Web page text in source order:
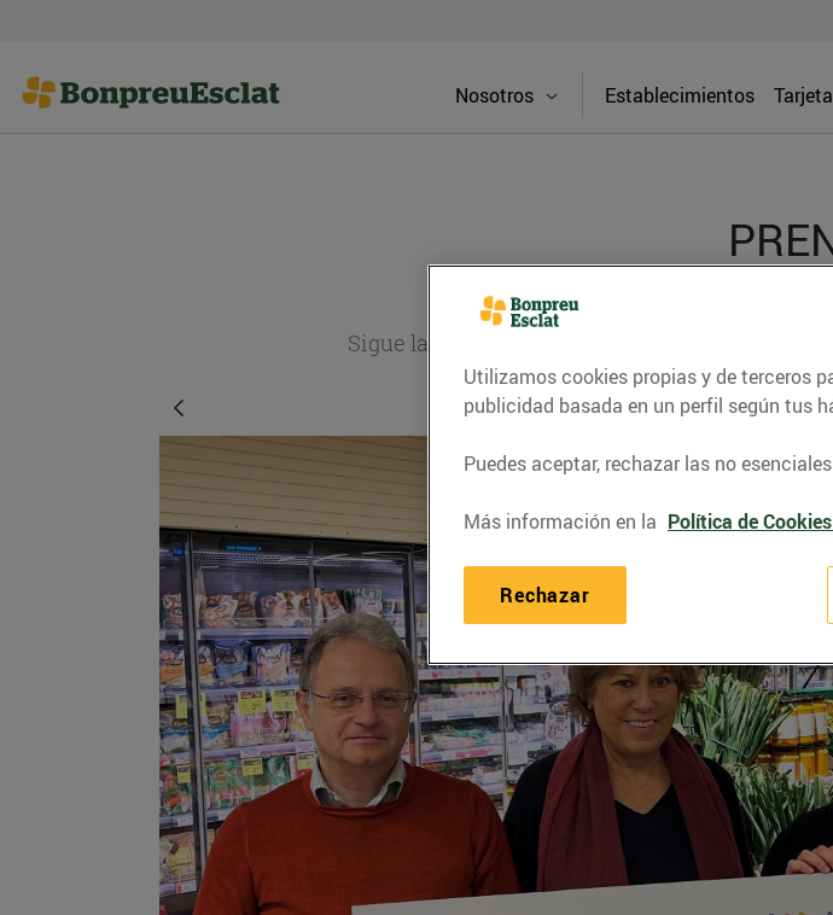
Nosotros Establecimientos
Sigue la actualidad de los supermercados
Utilizamos cookies propias y de terceros
publicidad basada en un perfil según tus
Puedes aceptar, rechazar las no
Más información en la Política de
Rechazar